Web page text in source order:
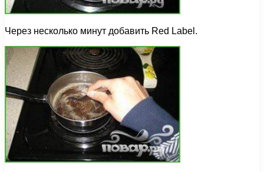
Через несколько минут добавить Red Label.